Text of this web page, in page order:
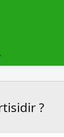
?